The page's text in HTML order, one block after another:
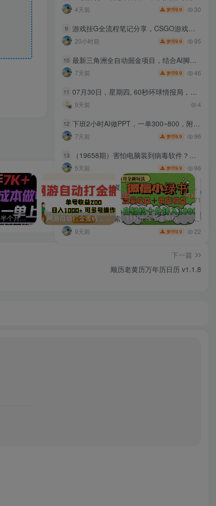
（9187期）半个月收益7K+，无脑搬砖，0成本做中间商，转手就赚钱，一单上百块，单… 网游自动打金搬砖，单号收益200 日入1000+ 无脑操作 11月小绿书全新玩法，公众号流量主+小绿书带货双重变现，小白十分钟无脑日入1000+
下一篇
顺历老黄历万年历日历 v1.1.8
4天前 梦币9.9 30
9 游戏挂G全流程笔记分享，CSGO游戏搬砖，小白看了当天学会见收益【揭秘】
20小时前 梦币9.9 95
10 最新三角洲全自动掘金项目，结合AI脚本，可24小时挂G，单日收益200+【揭秘】
7天前 梦币9.9 46
11 07月30日，星期四, 60秒环球情报局，天天带你吃瓜看世界！
9天前 4
12 下班2小时AI做PPT，一单300~800，附接单资源，全职副业都行【揭秘】
7天前 梦币9.9 96
13 （19658期）害怕电脑装到病毒软件？开源沙箱工具来了，轻松隔离运行未知应用，还能软件游戏无限多开！Sandboxie
5天前 梦币9.9 96
14 电商暴力起店复盘实战手册：拆解快速起量落地玩法，复盘起店踩坑细节稳定店铺流量
7天前 梦币9.9 71
15 抖音本地推线索投放托管教学，2026年同城老板必学课，同城短视频+同城直播+实体店投放+问题答疑
9天前 梦币9.9 22